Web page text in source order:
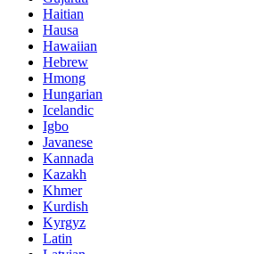
Haitian
Hausa
Hawaiian
Hebrew
Hmong
Hungarian
Icelandic
Igbo
Javanese
Kannada
Kazakh
Khmer
Kurdish
Kyrgyz
Latin